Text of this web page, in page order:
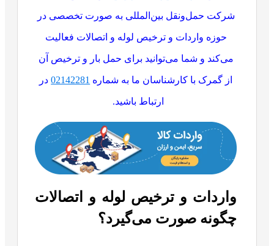
شرکت حمل‌ونقل بین‌المللی به صورت تخصصی در
حوزه واردات و ترخیص لوله و اتصالات فعالیت
می‌کند و شما می‌توانید برای حمل بار و ترخیص آن
از گمرک با کارشناسان ما به شماره 02142281در
ارتباط باشید.
واردات و ترخیص لوله و اتصالات
چگونه صورت می‌گیرد؟